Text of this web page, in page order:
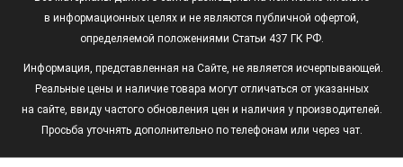
в информационных целях и не являются публичной офертой,
определяемой положениями Статьи 437 ГК РФ.
Информация, представленная на Сайте, не является исчерпывающей.
Реальные цены и наличие товара могут отличаться от указанных
на сайте, ввиду частого обновления цен и наличия у производителей.
Просьба уточнять дополнительно по телефонам или через чат.